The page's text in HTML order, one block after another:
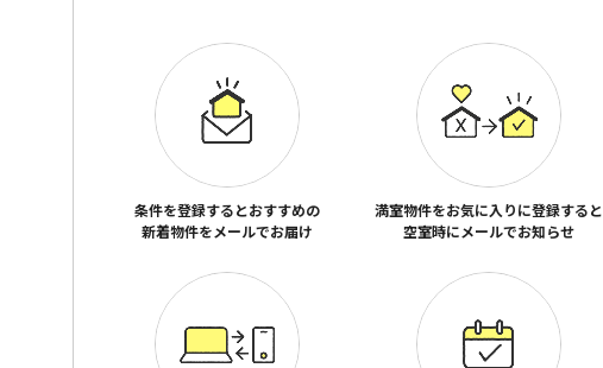
条件を登録するとおすすめの
新着物件をメールでお届け
満室物件をお気に入りに登録すると
空室時にメールでお知らせ